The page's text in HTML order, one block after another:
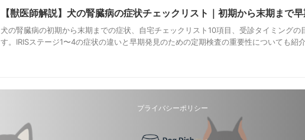
【獣医師解説】犬の腎臓病の症状チェックリスト｜初期から末期まで
犬の腎臓病の初期から末期までの症状、自宅チェックリスト10項目、受診タイミングの
す。IRISステージ1〜4の症状の違いと早期発見のための定期検査の重要性についても紹介
プライバシーポリシー